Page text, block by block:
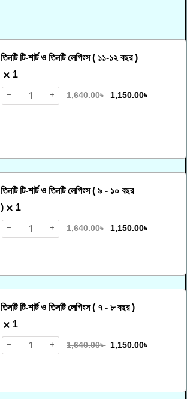
তিনটি টি-শার্ট ও তিনটি লেগিংস ( ১১-১২ বছর )
1
− + 1,640.00৳ 1,150.00৳
তিনটি টি-শার্ট ও তিনটি লেগিংস ( ৯ - ১০ বছর
)
1
− + 1,640.00৳ 1,150.00৳
তিনটি টি-শার্ট ও তিনটি লেগিংস ( ৭ - ৮ বছর )
1
− + 1,640.00৳ 1,150.00৳